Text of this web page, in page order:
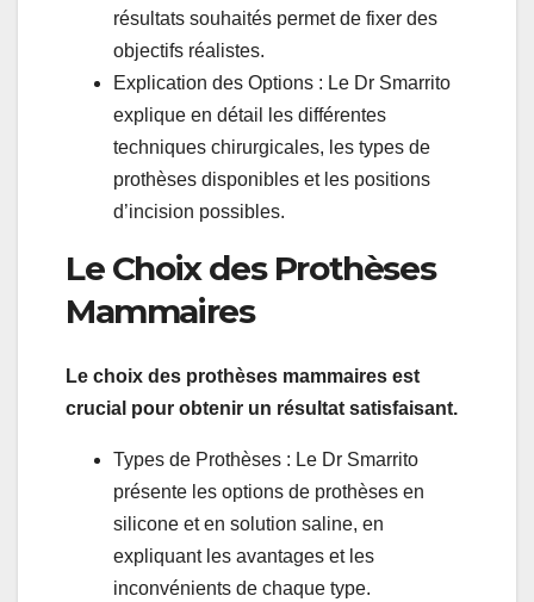
résultats souhaités permet de fixer des
objectifs réalistes.
Explication des Options : Le Dr Smarrito
explique en détail les différentes
techniques chirurgicales, les types de
prothèses disponibles et les positions
d’incision possibles.
Le Choix des Prothèses
Mammaires
Le choix des prothèses mammaires est
crucial pour obtenir un résultat satisfaisant.
Types de Prothèses : Le Dr Smarrito
présente les options de prothèses en
silicone et en solution saline, en
expliquant les avantages et les
inconvénients de chaque type.